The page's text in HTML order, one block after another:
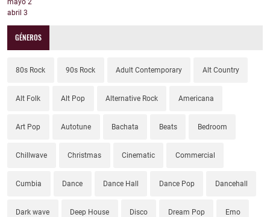
mayo 2
abril 3
GÉNEROS
80s Rock 90s Rock Adult Contemporary Alt Country
Alt Folk Alt Pop Alternative Rock Americana
Art Pop Autotune Bachata Beats Bedroom
Chillwave Christmas Cinematic Commercial
Cumbia Dance Dance Hall Dance Pop Dancehall
Dark wave Deep House Disco Dream Pop Emo